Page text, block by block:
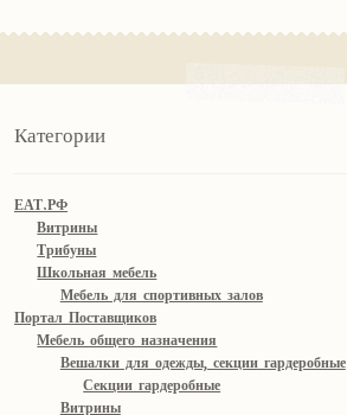
Категории
ЕАТ.РФ
Витрины
Трибуны
Школьная мебель
Мебель для спортивных залов
Портал Поставщиков
Мебель общего назначения
Вешалки для одежды, секции гардеробные
Секции гардеробные
Витрины